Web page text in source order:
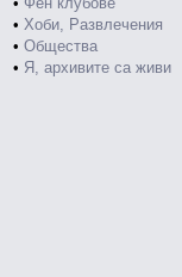
• Хоби, Развлечения
• Общества
• Я, архивите са живи